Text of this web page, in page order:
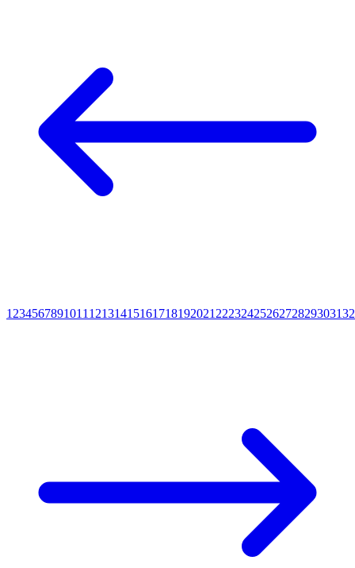
1 234567891011 12131415161718192021 2223242526272829303132